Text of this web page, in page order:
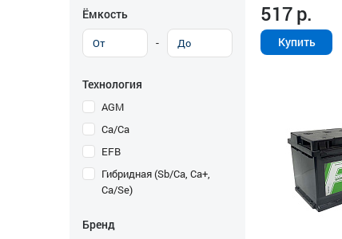
Ёмкость
-
Технология
AGM
Ca/Ca
EFB
Гибридная (Sb/Ca, Ca+,
Ca/Se)
Бренд
517р.
Купить